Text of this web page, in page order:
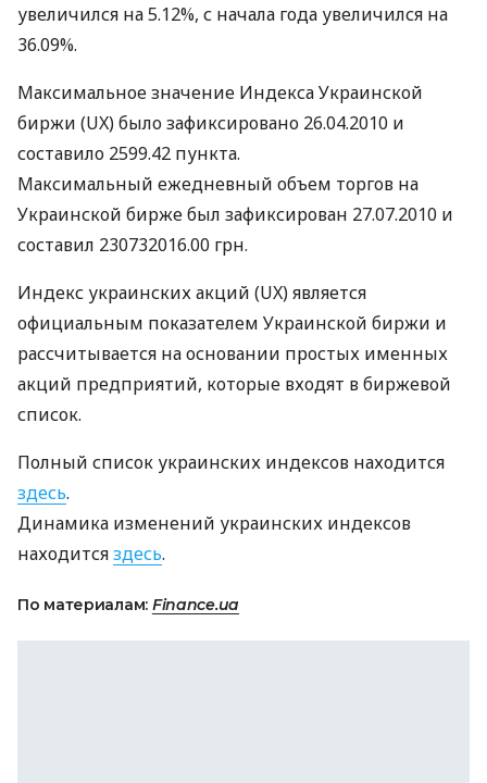
увеличился на 5.12%, с начала года увеличился на
36.09%.
Максимальное значение Индекса Украинской
биржи (UX) было зафиксировано 26.04.2010 и
составило 2599.42 пункта.
Максимальный ежедневный объем торгов на
Украинской бирже был зафиксирован 27.07.2010 и
составил 230732016.00 грн.
Индекс украинских акций (UX) является
официальным показателем Украинской биржи и
рассчитывается на основании простых именных
акций предприятий, которые входят в биржевой
список.
Полный список украинских индексов находится
здесь.
Динамика изменений украинских индексов
находитсяздесь.
По материалам: Finance.ua